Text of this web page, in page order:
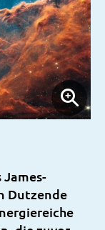
Dutzende